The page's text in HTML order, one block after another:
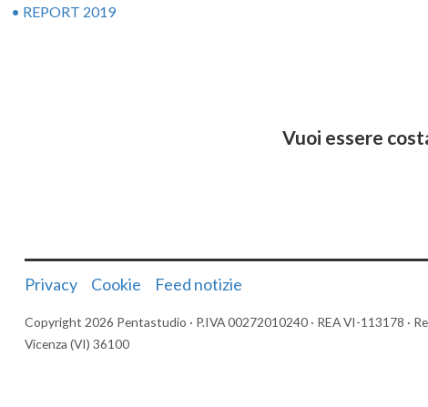
• REPORT 2019
Vuoi essere
Privacy Cookie Feed notizie
Copyright 2026 Pentastudio · P.IVA 00272010240 · REA VI-113178 ·
Vicenza (VI) 36100